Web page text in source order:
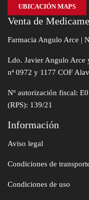
UBICACIÓN MAPS
Venta de
Farmacia Angulo Arce |
Ldo. Javier Angulo Arce
nª 0972 y 1177 COF
Nº autorización fiscal:
(RPS): 139/21
Información
Aviso legal
Condiciones de
Condiciones de uso